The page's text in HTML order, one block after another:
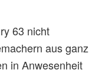
63 nicht
aus ganz
in Anwesenheit